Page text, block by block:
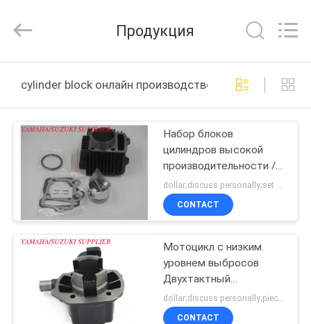
ПРОДУКТЫ
ПУТЕШЕСТВИЕ
ФАБРИКИ
ПРОВЕРКА
Rights
by
Продукция
cylinder block онлайн производство
Набор блоков
цилиндров высокой
производительности /
сборка блоков
мотоциклов
dollar;discuss personally;set MOQ:Переговоры
CONTACT
Мотоцикл с низким
уровнем выбросов
Двухтактный
цилиндровый блок
39,94 мм Диаметр
CONTACT